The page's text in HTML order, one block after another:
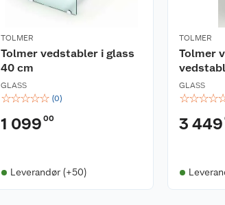
TOLMER
Tolmer vedstabler i glass
40 cm
GLASS
☆☆☆☆☆ (0)
1 099 00
Leverandør (+50)
TOLMER
Tolmer
GLASS
☆☆☆☆
3 449